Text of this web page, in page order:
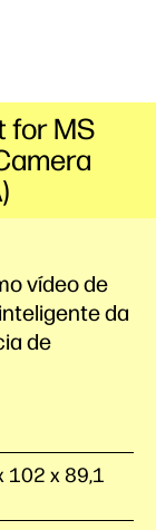
vídeo de
da
de
102 x 89,1
for MS